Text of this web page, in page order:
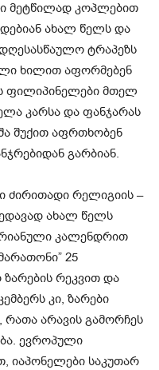
მეტწილად კოპლებით
ახალ წელს და
ტრაპეზს
ხილით აფორმებენ
ფილიპინელები მთელ
კარსა და ფანჯარას
შუქით აფრთხობენ
გარბიან.
ძირითადი რელიგიის –
ახალ წელს
კალენდრით
25
ზარების რეკვით და
კი, ზარები
არავის გამორჩეს
ევროპული
იაპონელები საკუთარ